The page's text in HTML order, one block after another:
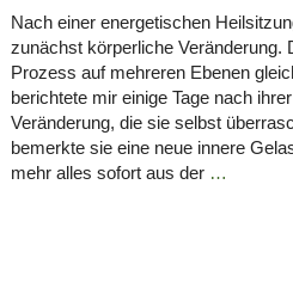
Nach einer energetischen
zunächst körperliche Veränderung.
Prozess auf mehreren Ebenen
berichtete mir einige Tage nach
Veränderung, die sie selbst
bemerkte sie eine neue innere
mehr alles sofort aus der …